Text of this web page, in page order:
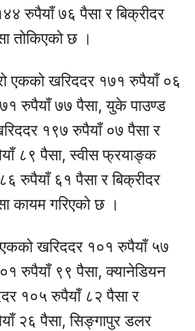
रुपैयाँ ७६ पैसा र बिक्रीदर
तोकिएको छ ।
एकको खरिददर १७१ रुपैयाँ ०६
रुपैयाँ ७७ पैसा, युके पाउण्ड
१९७ रुपैयाँ ०७ पैसा र
८९ पैसा, स्वीस फ्रयाङ्क
रुपैयाँ ६१ पैसा र बिक्रीदर
कायम गरिएको छ ।
खरिददर १०१ रुपैयाँ ५७
रुपैयाँ ९९ पैसा, क्यानेडियन
१०५ रुपैयाँ ८२ पैसा र
२६ पैसा, सिङ्गापुर डलर